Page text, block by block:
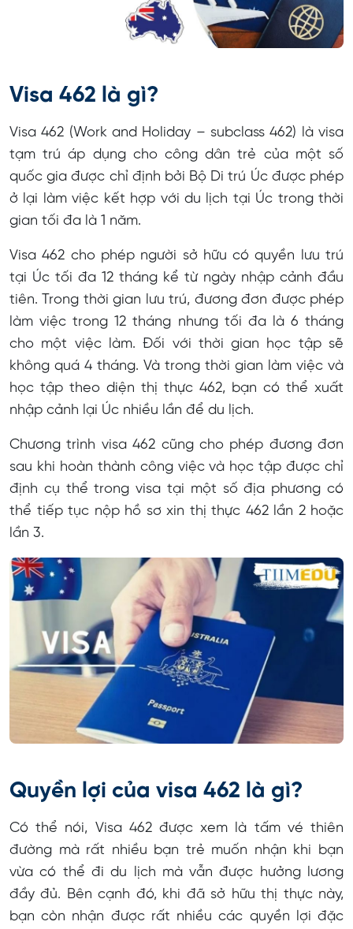
Visa 462 là gì?
Visa 462 (Work and Holiday – subclass 462) là visa
tạm trú áp dụng cho công dân trẻ của một số
quốc gia được chỉ định bởi Bộ Di trú Úc được phép
ở lại làm việc kết hợp với du lịch tại Úc trong thời
gian tối đa là 1 năm.
Visa 462 cho phép người sở hữu có quyền lưu trú
tại Úc tối đa 12 tháng kể từ ngày nhập cảnh đầu
tiên. Trong thời gian lưu trú, đương đơn được phép
làm việc trong 12 tháng nhưng tối đa là 6 tháng
cho một việc làm. Đối với thời gian học tập sẽ
không quá 4 tháng. Và trong thời gian làm việc và
học tập theo diện thị thực 462, bạn có thể xuất
nhập cảnh lại Úc nhiều lần để du lịch.
Chương trình visa 462 cũng cho phép đương đơn
sau khi hoàn thành công việc và học tập được chỉ
định cụ thể trong visa tại một số địa phương có
thể tiếp tục nộp hồ sơ xin thị thực 462 lần 2 hoặc
lần 3.
Quyền lợi của visa 462 là gì?
Có thể nói, Visa 462 được xem là tấm vé thiên
đường mà rất nhiều bạn trẻ muốn nhận khi bạn
vừa có thể đi du lịch mà vẫn được hưởng lương
đầy đủ. Bên cạnh đó, khi đã sở hữu thị thực này,
bạn còn nhận được rất nhiều các quyền lợi đặc